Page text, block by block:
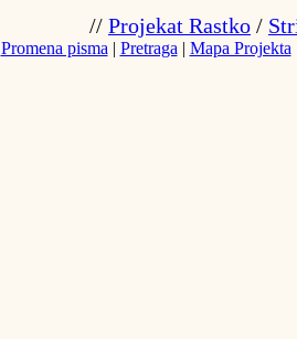
// Projekat Rastko /
Promena pisma| Pretraga| Mapa Projekta